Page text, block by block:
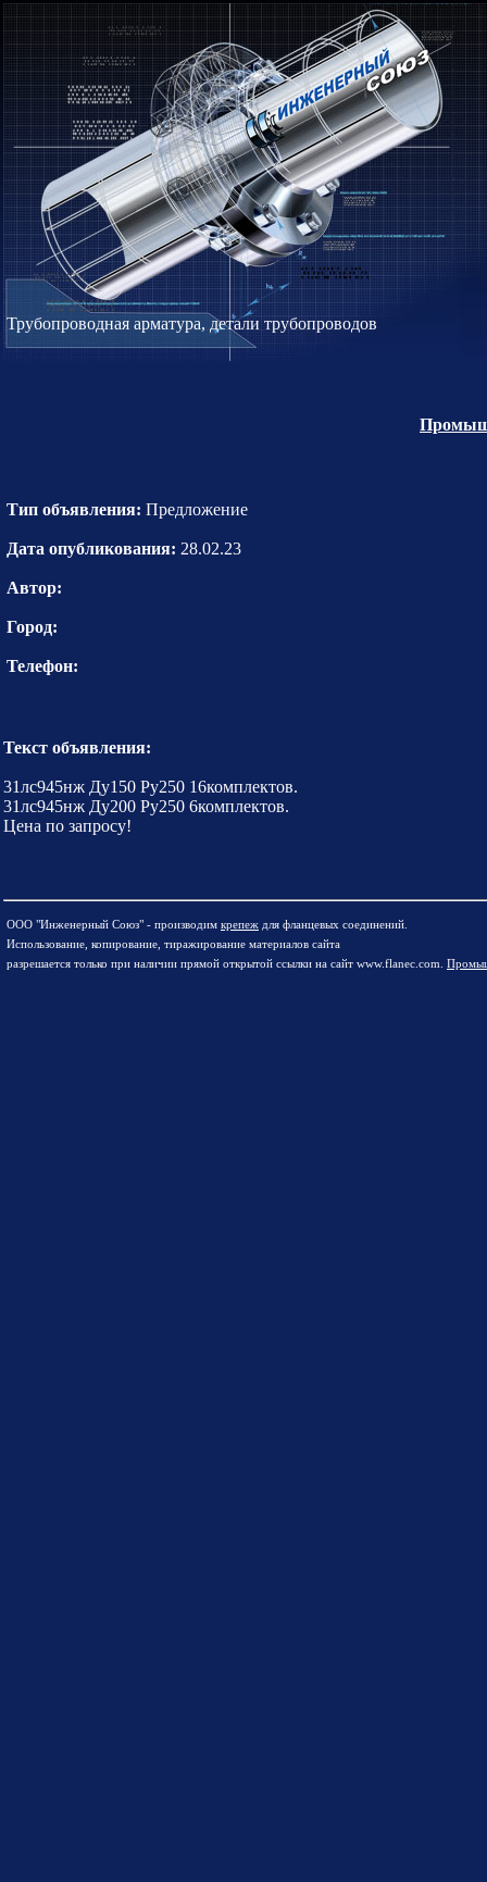
Трубопроводная арматура, детали трубопроводов
Тип объявления: Предложение
Дата опубликования: 28.02.23
Автор:
Город:
Телефон:
Текст объявления:
31лс945нж Ду150 Ру250 16комплектов.
31лс945нж Ду200 Ру250 6комплектов.
Цена по запросу!
ООО "Инженерный Союз" - производим крепеж для фланцевых соединений.
Использование, копирование, тиражирование материалов сайта
разрешается только при наличии прямой открытой ссылки на сайт www.flanec.com.